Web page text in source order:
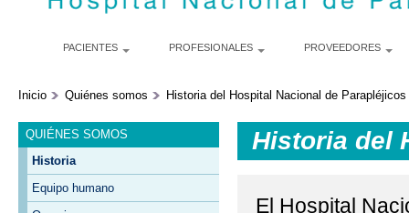
PACIENTES PROFESIONALES PROVEEDORES
Inicio Quiénes somos Historia del Hospital Nacional de Parapléjicos
QUIÉNES SOMOS
Historia
Equipo humano
Historia del
El Hospital